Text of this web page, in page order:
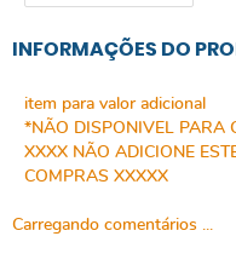
INFORMAÇÕES DO
item para valor adicional
*NÃO DISPONIVEL PARA
XXXX NÃO ADICIONE
COMPRAS XXXXX
Carregando comentários ...